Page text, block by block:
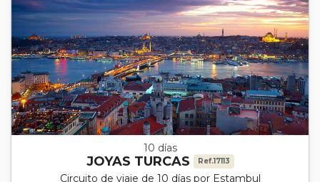
10 días
JOYAS TURCAS Ref.17113
Circuito de viaje de 10 días por Estambul